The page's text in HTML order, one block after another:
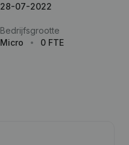
28-07-2022
Bedrijfsgrootte
Micro
0 FTE